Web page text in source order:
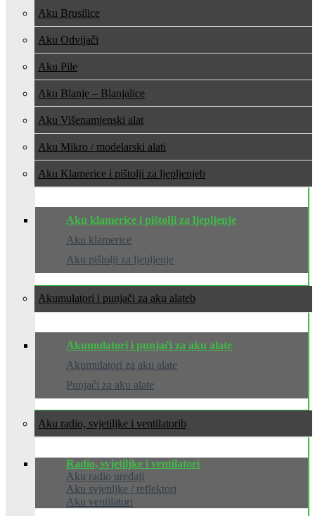
Aku Brusilice
Aku Odvijači
Aku Pile
Aku Blanje – Blanjalice
Aku Višenamjenski alat
Aku Mikro / modelarski alati
Aku Klamerice i pištolji za ljepljenje
Aku klamerice i pištolji za ljepljenje
Aku klamerice
Aku pištolji za ljepljenje
Akumulatori i punjači za aku alate
Akumulatori i punjači za aku alate
Akumulatori za aku alate
Punjači za aku alate
Aku radio, svjetiljke i ventilatori
Radio, svjetiljke i ventilatori
Aku radio uređaji
Aku svjetiljke / reflektori
Aku ventilatori